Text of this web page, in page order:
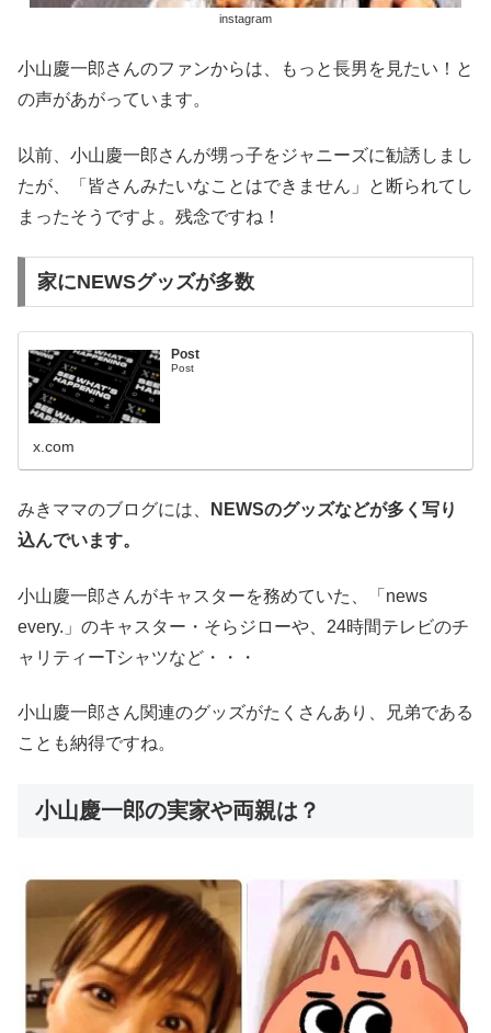
instagram
小山慶一郎さんのファンからは、もっと長男を見たい！と
の声があがっています。
以前、小山慶一郎さんが甥っ子をジャニーズに勧誘しまし
たが、「皆さんみたいなことはできません」と断られてし
まったそうですよ。残念ですね！
家にNEWSグッズが多数
Post
Post
x.com
みきママのブログには、
NEWSのグッズなどが多く写り
込んでいます。
小山慶一郎さんがキャスターを務めていた、「news
every.」のキャスター・そらジローや、24時間テレビのチ
ャリティーTシャツなど・・・
小山慶一郎さん関連のグッズがたくさんあり、兄弟である
ことも納得ですね。
小山慶一郎の実家や両親は？